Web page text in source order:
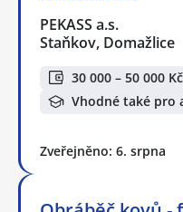
PEKASS a.s.
Staňkov, Domažlice
30 000 – 50 000 Kč
Vhodné také pro
Zveřejněno: 6. srpna